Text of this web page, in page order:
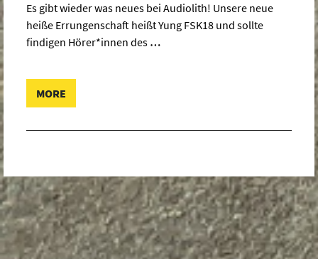
Es gibt wieder was neues bei Audiolith! Unsere neue
heiße Errungenschaft heißt Yung FSK18 und sollte
findigen Hörer*innen des …
MORE